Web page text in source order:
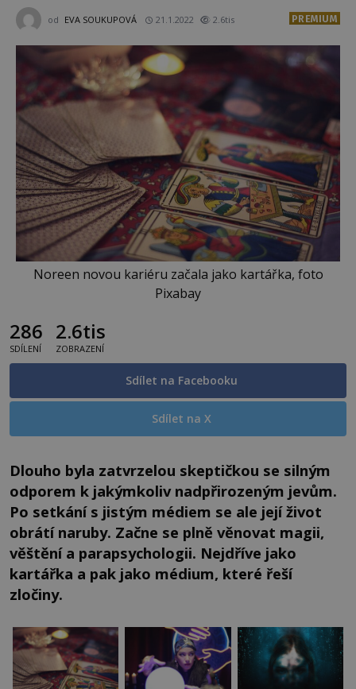
od EVA SOUKUPOVÁ 21.1.2022 2.6tis PREMIUM
Noreen novou kariéru začala jako kartářka, foto
Pixabay
286
SDÍLENÍ
2.6tis
ZOBRAZENÍ
Sdílet na Facebooku
Sdílet na X
Dlouho byla zatvrzelou skeptičkou se silným
odporem k jakýmkoliv nadpřirozeným jevům.
Po setkání s jistým médiem se ale její život
obrátí naruby. Začne se plně věnovat magii,
věštění a parapsychologii. Nejdříve jako
kartářka a pak jako médium, které řeší
zločiny.